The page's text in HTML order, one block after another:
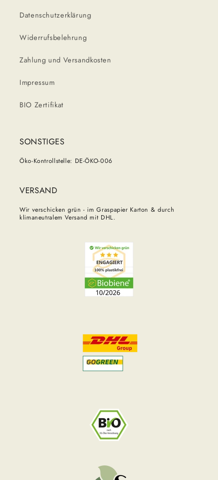
Datenschutzerklärung
Widerrufsbelehrung
Zahlung und Versandkosten
Impressum
BIO Zertifikat
SONSTIGES
Öko-Kontrollstelle: DE-ÖKO-006
VERSAND
Wir verschicken grün - im Graspapier Karton & durch
klimaneutralem Versand mit DHL.